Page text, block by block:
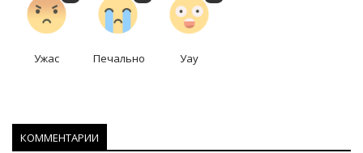
Ужас Печально Уау
КОММЕНТАРИИ